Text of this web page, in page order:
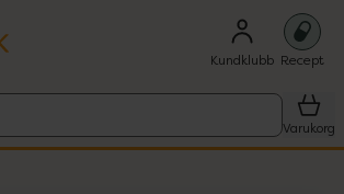
Kundklubb Recept
Varukorg